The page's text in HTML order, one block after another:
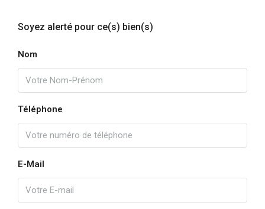
Soyez alerté pour ce(s) bien(s)
Nom
Téléphone
E-Mail